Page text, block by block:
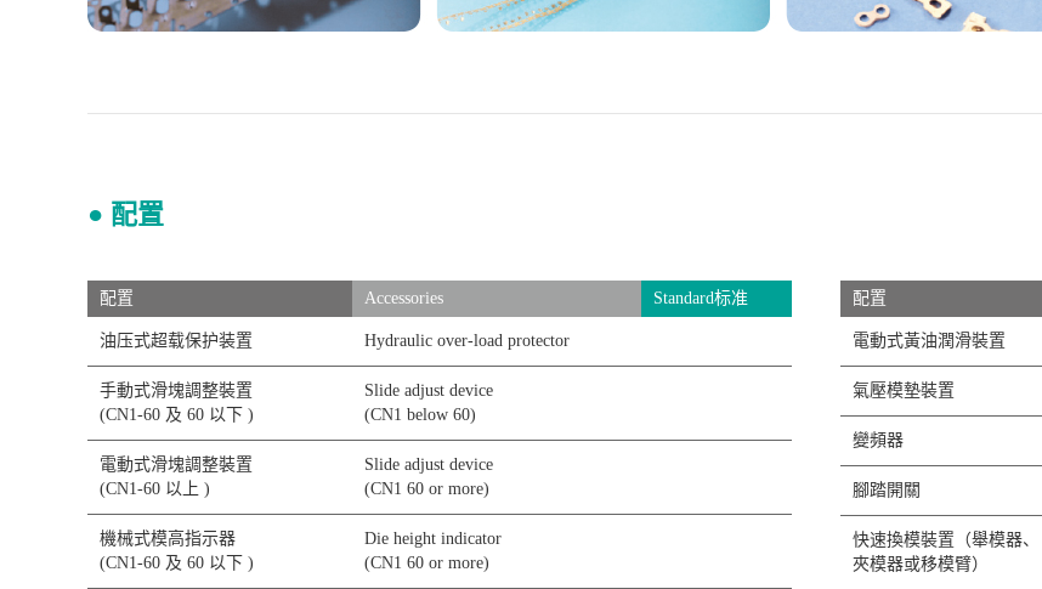
● 配置
配置 Accessories Standard标准
油压式超载保护装置 Hydraulic over-load protector
手動式滑塊調整裝置
(CN1-60 及 60 以下 )
Slide adjust device
(CN1 below 60)
電動式滑塊調整裝置
(CN1-60 以上 )
Slide adjust device
(CN1 60 or more)
機械式模高指示器
(CN1-60 及 60 以下 )
Die height indicator
(CN1 60 or more)
配置
電動式黃油潤滑裝置
氣壓模墊裝置
變頻器
腳踏開關
快速換模裝置（舉模器、
夾模器或移模臂）